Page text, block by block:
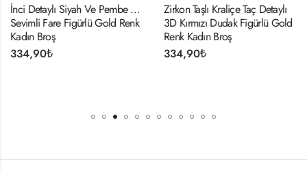
İnci Detaylı Siyah Ve Pembe 3D
Sevimli Fare Figürlü Gold Renk
Kadın Broş
334,90₺
Zirkon Taşlı Kraliçe Taç Detaylı
3D Kırmızı Dudak Figürlü Gold
Renk Kadın Broş
334,90₺